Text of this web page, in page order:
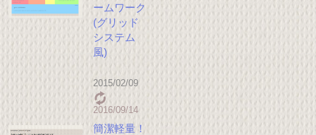
ームワーク
(グリッド
システム
風)
2015/02/09
2016/09/14
簡潔軽量！